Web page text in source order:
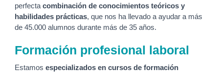
perfectacombinación de conocimientos teóricos y
habilidades prácticas, que nos ha llevado a ayudar a más
de 45.000 alumnos durante más de 35 años.
Formación profesional laboral
Estamos especializados en cursos de formación